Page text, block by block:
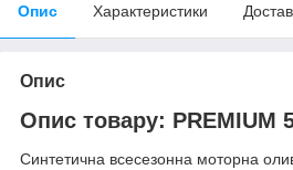
Опис Характеристики
Опис
Опис товару: PREMIUM
Синтетична всесезонна моторна